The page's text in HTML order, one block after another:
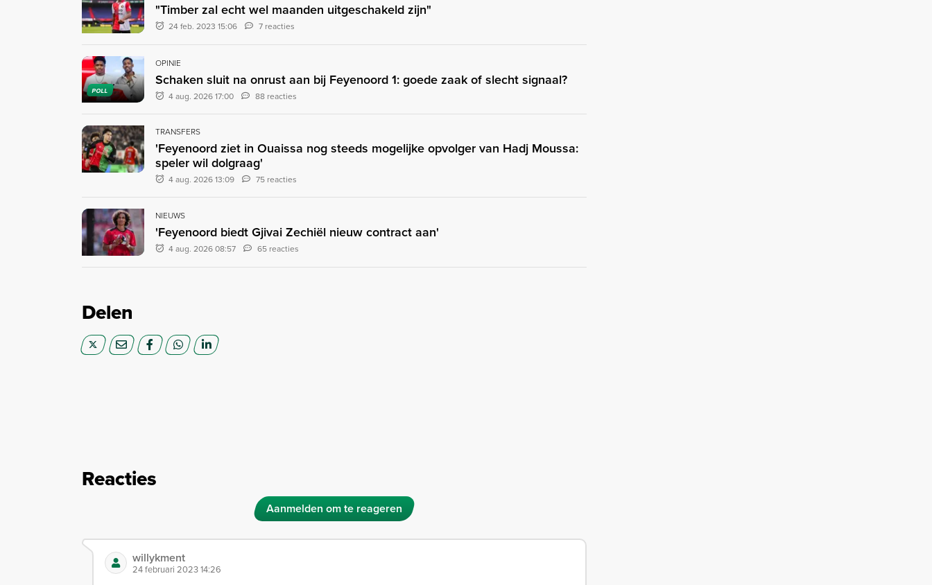
"Timber zal echt wel maanden uitgeschakeld zijn"
24 feb. 2023 15:06 7 reacties
POLL
OPINIE
Schaken sluit na onrust aan bij Feyenoord 1: goede zaak of slecht signaal?
4 aug. 2026 17:00 88 reacties
TRANSFERS
'Feyenoord ziet in Ouaissa nog steeds mogelijke opvolger van Hadj Moussa:
speler wil dolgraag'
4 aug. 2026 13:09 75 reacties
NIEUWS
'Feyenoord biedt Gjivai Zechiël nieuw contract aan'
4 aug. 2026 08:57 65 reacties
Delen
Reacties
Aanmelden om te reageren
willykment
24 februari 2023 14:26